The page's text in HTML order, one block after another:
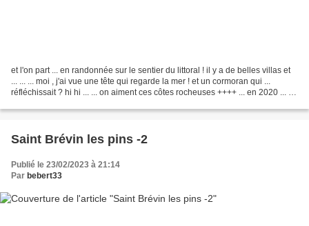
et l'on part ... en randonnée sur le sentier du littoral ! il y a de belles villas et
... ... ... moi , j'ai vue une tête qui regarde la mer ! et un cormoran qui ...
réfléchissait ? hi hi ... ... on aiment ces côtes rocheuses ++++ ... en 2020 ... et
Saint Brévin les pins -2
Publié le 23/02/2023 à 21:14
Par bebert33